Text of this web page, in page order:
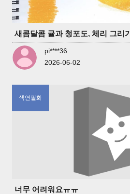
새콤달콤 귤과 청포도, 체리 그리기
pi****36
2026-06-02
색연필화
너무 어려워요ㅠㅠ